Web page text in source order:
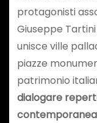
protagonisti
Giuseppe
unisce ville
piazze
patrimonio
dialogare